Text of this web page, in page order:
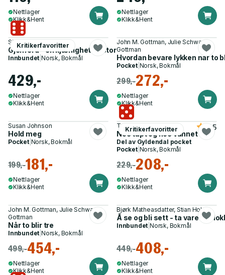
Nettlager
Klikk&Hent
Nettlager
Klikk&Hent
Kritikerfavoritter
Siri Hustvedt
Gjenferd - en kjærlighetshistorie
Innbundet |Norsk, Bokmål
429,-
Nettlager
Klikk&Hent
John M. Gottman, Julie Schwartz
Gottman
Hvordan bevare lykken når to
Pocket| Norsk, Bokmål
299,-272,-
Nettlager
Klikk&Hent
Susan Johnson
Hold meg
Pocket| Norsk, Bokmål
199,-181,-
Nettlager
Klikk&Hent
Kritikerfavoritter
Tara Westover
Noe tapt og noe vunnet
4.5
Del av Gyldendal pocket
Pocket| Norsk, Bokmål
229,-208,-
Nettlager
Klikk&Hent
John M. Gottman, Julie Schwartz
Gottman
Når to blir tre
Innbundet |Norsk, Bokmål
499,-454,-
Nettlager
Klikk&Hent
Bjørk Matheasdatter, Stian Hole
Å se og bli sett - ta vare på
Innbundet |Norsk, Bokmål
449,-408,-
Nettlager
Klikk&Hent